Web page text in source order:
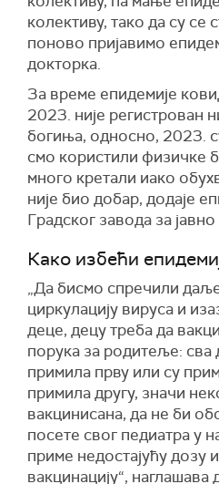
колективу, тако да су се
поново пријавимо
докторка.
За време епидемије
2023. није регистрован
богиња, односно, 2023.
смо користили физичке
много кретали иако
није био добар, додаје
Градског завода за
Како избећи
„Да бисмо спречили
циркулацију вируса и
деце, децу треба да
порука за родитеље: сва
примила прву или су
примила другу, значи
вакцинисана, да не би
посете свог педиатра у
приме недостајућу дозу
вакцинацију“,